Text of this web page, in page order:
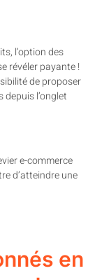
l’option des
révéler payante !
de proposer
l’onglet
e-commerce
d’atteindre une
en